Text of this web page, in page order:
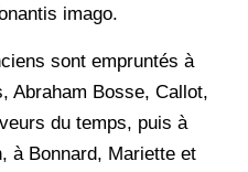
imago.
sont empruntés à
Abraham Bosse, Callot,
du temps, puis à
à Bonnard, Mariette et